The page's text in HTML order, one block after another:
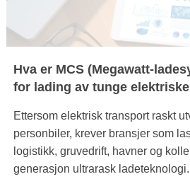
Hva er MCS (Megawatt-
for lading av tunge
Ettersom elektrisk transport raskt
personbiler, krever bransjer som
logistikk, gruvedrift, havner og
generasjon ultrarask